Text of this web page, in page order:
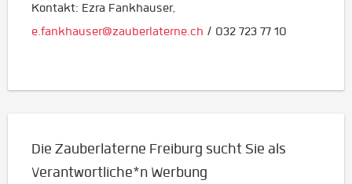
Kontakt: Ezra Fankhauser,
e.fankhauser@zauberlaterne.ch / 032 723 77 10
Die Zauberlaterne Freiburg sucht Sie als
Verantwortliche*n Werbung